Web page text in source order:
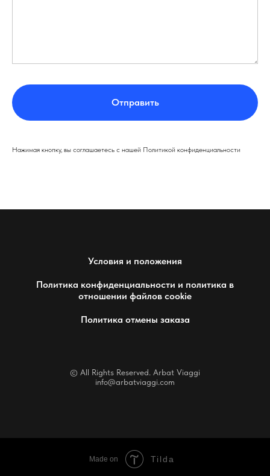
Отправить
Нажимая кнопку, вы соглашаетесь с нашей Политикой конфиденциальности
Условия и положения
Политика конфиденциальности и политика в
отношении файлов cookie
Политика отмены заказа
© All Rights Reserved. Arbat Viaggi
info@arbatviaggi.com
Made on Tilda